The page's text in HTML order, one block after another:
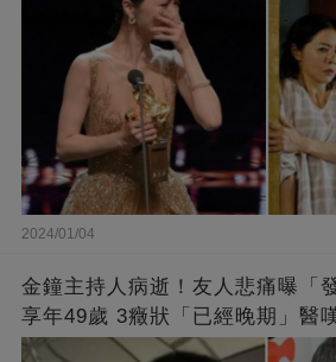
2024/01/04
金鐘主持人病逝！友人悲痛曝「
享年49歲 3癥狀「已經晚期」醫